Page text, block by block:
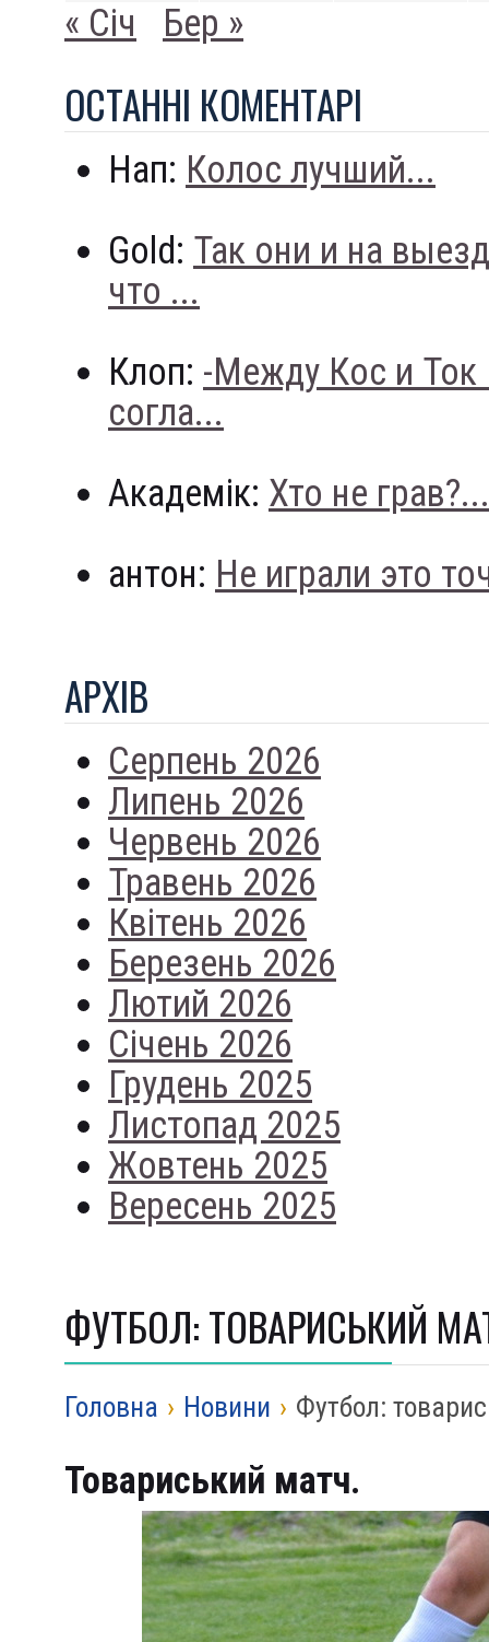
« Січ Бер »
ОСТАННI КОМЕНТАРI
Нап: Колос лучший...
Gold: Так они и на
что ...
Клоп: -Между Кос и
согла...
Академік: Хто не грав?...
антон: Не играли это
АРХIВ
Серпень 2026
Липень 2026
Червень 2026
Травень 2026
Квітень 2026
Березень 2026
Лютий 2026
Січень 2026
Грудень 2025
Листопад 2025
Жовтень 2025
Вересень 2025
ФУТБОЛ: ТОВАРИСЬКИЙ
Головна › Новини › Футбол:
Товариський матч.